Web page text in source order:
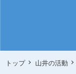
トップ 山井の活動